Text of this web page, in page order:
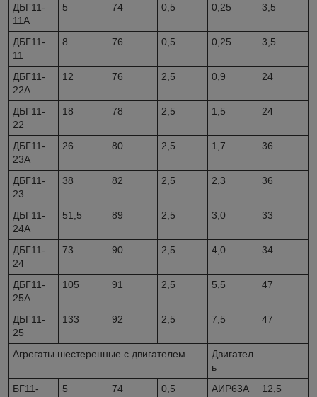
ДБГ11-
11А
5 74 0,5 0,25 3,5
ДБГ11-
11
8 76 0,5 0,25 3,5
ДБГ11-
22А
12 76 2,5 0,9 24
ДБГ11-
22
18 78 2,5 1,5 24
ДБГ11-
23А
26 80 2,5 1,7 36
ДБГ11-
23
38 82 2,5 2,3 36
ДБГ11-
24А
51,5 89 2,5 3,0 33
ДБГ11-
24
73 90 2,5 4,0 34
ДБГ11-
25А
105 91 2,5 5,5 47
ДБГ11-
25
133 92 2,5 7,5 47
Агрегаты шестеренные с двигателем
Двигател
ь
БГ11-
5 74 0,5
АИР63А
12,5